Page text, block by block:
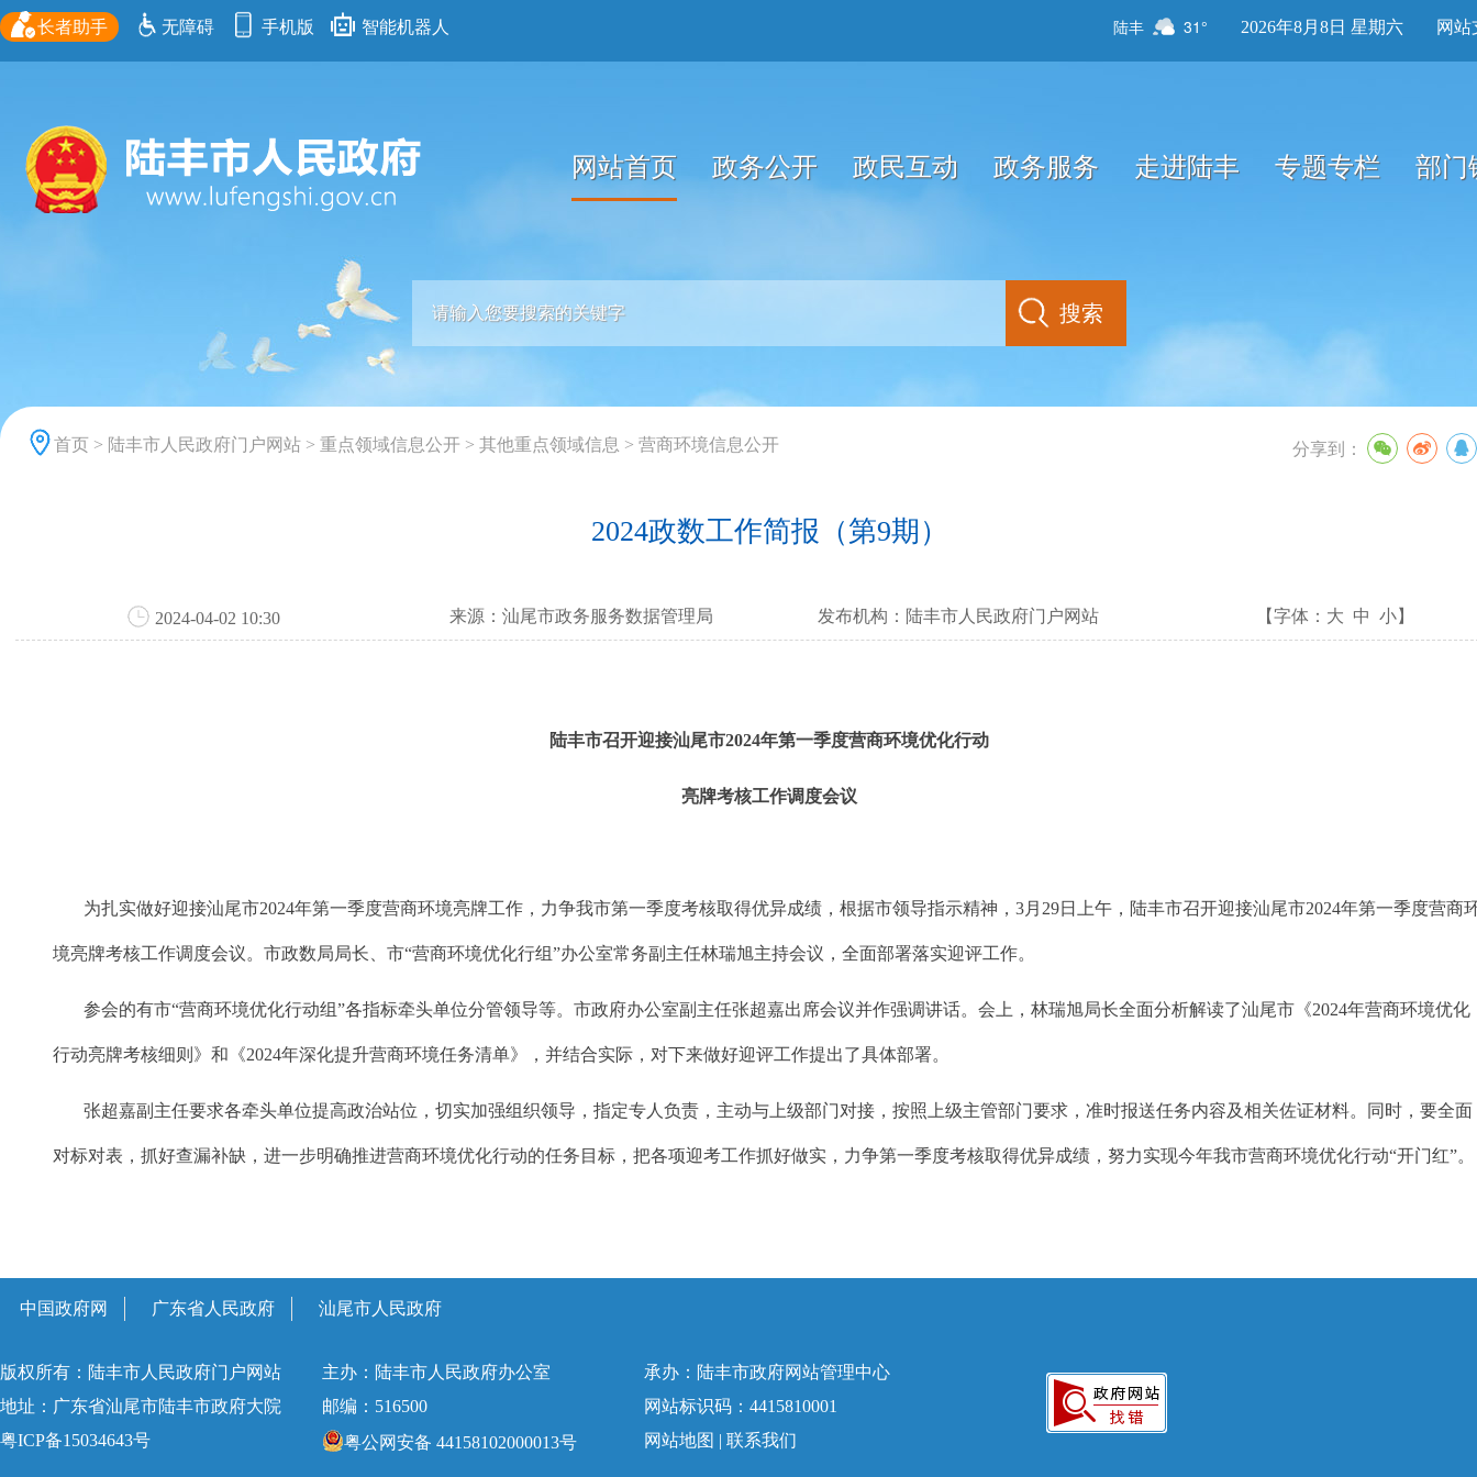
长者助手 无障碍 手机版 智能机器人 陆丰 31° 2026年8月8日 星期六 网站
网站首页 政务公开 政民互动 政务服务 走进陆丰 专题专栏 部门
首页 > 陆丰市人民政府门户网站 > 重点领域信息公开 > 其他重点领域信息 > 营商环境信息公开 分享到：
2024政数工作简报（第9期）
2024-04-02 10:30 来源： 汕尾市政务服务数据管理局 发布机构： 陆丰市人民政府门户网站 【字体： 大 中 小】
陆丰市召开迎接汕尾市2024年第一季度营商环境优化行动
亮牌考核工作调度会议
为扎实做好迎接汕尾市2024年第一季度营商环境亮牌工作，力争我市第一季度考核取得优异成绩，根据市领导指示精神，3月29日上午，陆丰市召开迎接汕尾市2024年第一季度营商
境亮牌考核工作调度会议。市政数局局长、市“营商环境优化行组”办公室常务副主任林瑞旭主持会议，全面部署落实迎评工作。
参会的有市“营商环境优化行动组”各指标牵头单位分管领导等。市政府办公室副主任张超嘉出席会议并作强调讲话。会上，林瑞旭局长全面分析解读了汕尾市《2024年营商环境优化
行动亮牌考核细则》和《2024年深化提升营商环境任务清单》，并结合实际，对下来做好迎评工作提出了具体部署。
张超嘉副主任要求各牵头单位提高政治站位，切实加强组织领导，指定专人负责，主动与上级部门对接，按照上级主管部门要求，准时报送任务内容及相关佐证材料。同时，要全面
对标对表，抓好查漏补缺，进一步明确推进营商环境优化行动的任务目标，把各项迎考工作抓好做实，力争第一季度考核取得优异成绩，努力实现今年我市营商环境优化行动“开门红”。
中国政府网 广东省人民政府 汕尾市人民政府
版权所有：陆丰市人民政府门户网站 主办：陆丰市人民政府办公室
承办：陆丰市政府网站管理中心
地址：广东省汕尾市陆丰市政府大院
邮编：516500
网站标识码：4415810001
粤ICP备15034643号
粤公网安备 44158102000013号 网站地图 |联系我们